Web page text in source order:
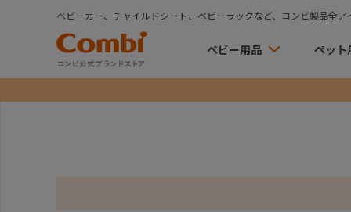
ベビーカー、チャイルドシート、ベビーラックなど、コンビ製品全ア
ベビー用品 ペット